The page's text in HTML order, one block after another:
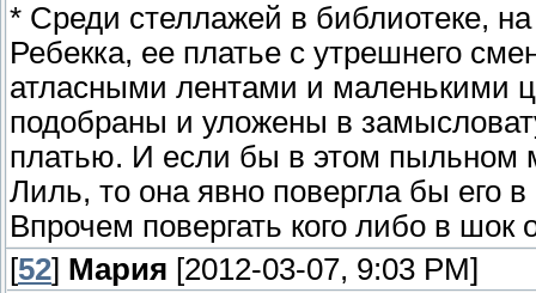
* Среди стеллажей в библиотеке,
Ребекка, ее платье с утрешнего
атласными лентами и маленькими
подобраны и уложены в
платью. И если бы в этом пыльном
Лиль, то она явно повергла бы его в
Впрочем повергать кого либо в шок
[52] Мария [2012-03-07, 9:03 PM]